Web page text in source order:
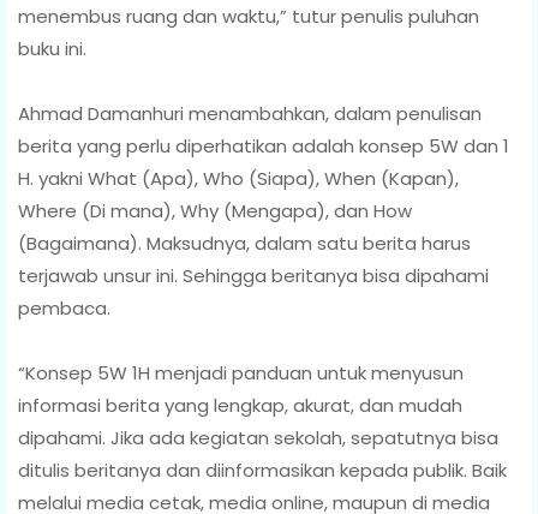
menembus ruang dan waktu,” tutur penulis puluhan
buku ini.
Ahmad Damanhuri menambahkan, dalam penulisan
berita yang perlu diperhatikan adalah konsep 5W dan 1
H. yakni What (Apa), Who (Siapa), When (Kapan),
Where (Di mana), Why (Mengapa), dan How
(Bagaimana). Maksudnya, dalam satu berita harus
terjawab unsur ini. Sehingga beritanya bisa dipahami
pembaca.
“Konsep 5W 1H menjadi panduan untuk menyusun
informasi berita yang lengkap, akurat, dan mudah
dipahami. Jika ada kegiatan sekolah, sepatutnya bisa
ditulis beritanya dan diinformasikan kepada publik. Baik
melalui media cetak, media online, maupun di media